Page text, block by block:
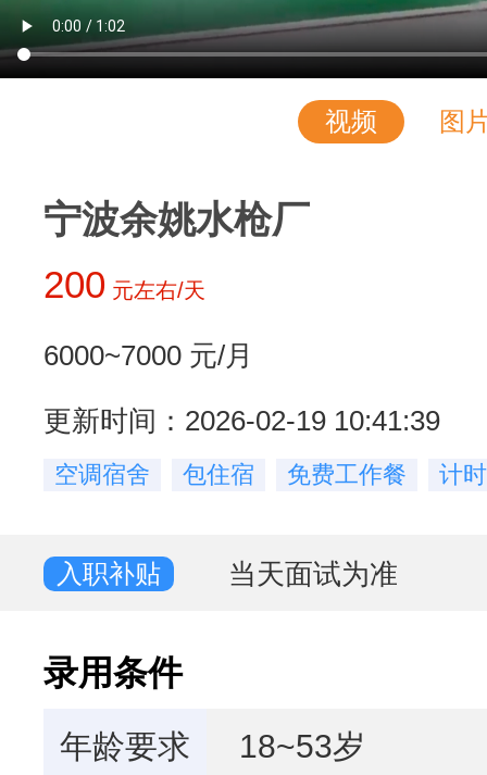
视频 图
宁波余姚水枪厂
200 元左右/天
6000~7000 元/月
更新时间：2026-02-19 10:41:39
空调宿舍 包住宿 免费工作餐 计时
入职补贴 当天面试为准
录用条件
年龄要求 18~53岁